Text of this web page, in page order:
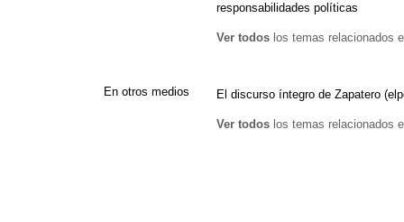
responsabilidades políticas
Ver todos los temas relacionados
En otros medios El discurso íntegro de Zapatero
Ver todos los temas relacionados